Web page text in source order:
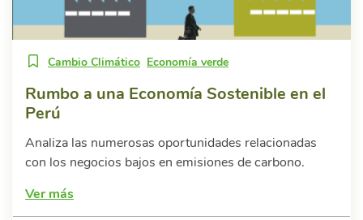
Cambio Climático Economía verde
Rumbo a una Economía Sostenible en el
Perú
Analiza las numerosas oportunidades relacionadas
con los negocios bajos en emisiones de carbono.
Ver más